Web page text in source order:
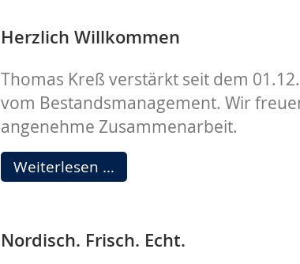
Herzlich Willkommen
Thomas Kreß verstärkt seit dem
vom Bestandsmanagement. Wir
angenehme Zusammenarbeit.
Weiterlesen … Herzlich
Willkommen
Nordisch. Frisch. Echt.